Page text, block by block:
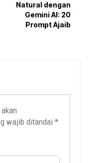
Natural dengan
Gemini AI: 20
Prompt Ajaib
wajib ditandai*